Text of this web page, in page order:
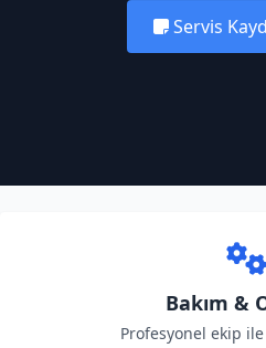
Servis
Bakım &
Profesyonel ekip ile